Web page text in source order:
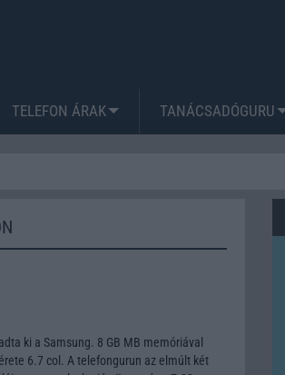
TELEFON ÁRAK TANÁCSADÓGURU
ki a Samsung. 8 GB MB memóriával
6.7 col. A telefongurun az elmúlt két